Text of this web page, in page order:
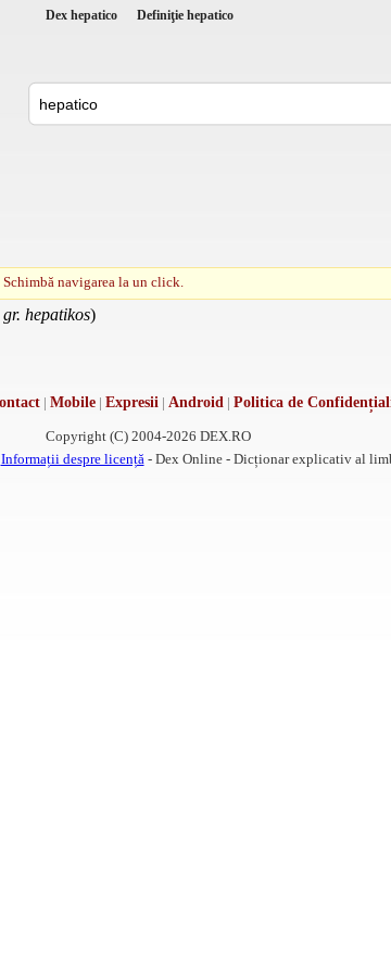
Dex hepatico Definiţie hepatico
Schimbă navigarea la un click.
gr. hepatikos)
| Mobile| Expresii | Android | Politica de
Copyright (C) 2004-2026 DEX.RO
Informații despre licență - Dex Online - Dicționar explicativ al